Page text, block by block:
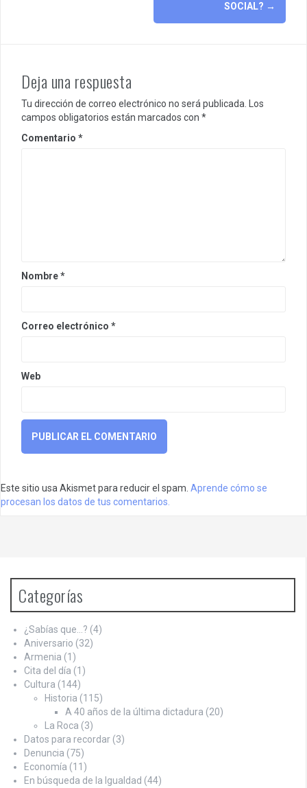
SOCIAL? →
Deja una respuesta
Tu dirección de correo electrónico no será publicada.
Los
campos obligatorios están marcados con *
Comentario *
Nombre*
Correo electrónico *
Web
Este sitio usa Akismet para reducir el spam. Aprende cómo se
procesan los datos de tus comentarios.
Categorías
¿Sabías que…? (4)
Aniversario (32)
Armenia (1)
Cita del día (1)
Cultura (144)
Historia (115)
A 40 años de la última dictadura (20)
La Roca (3)
Datos para recordar (3)
Denuncia (75)
Economía (11)
En búsqueda de la Igualdad (44)